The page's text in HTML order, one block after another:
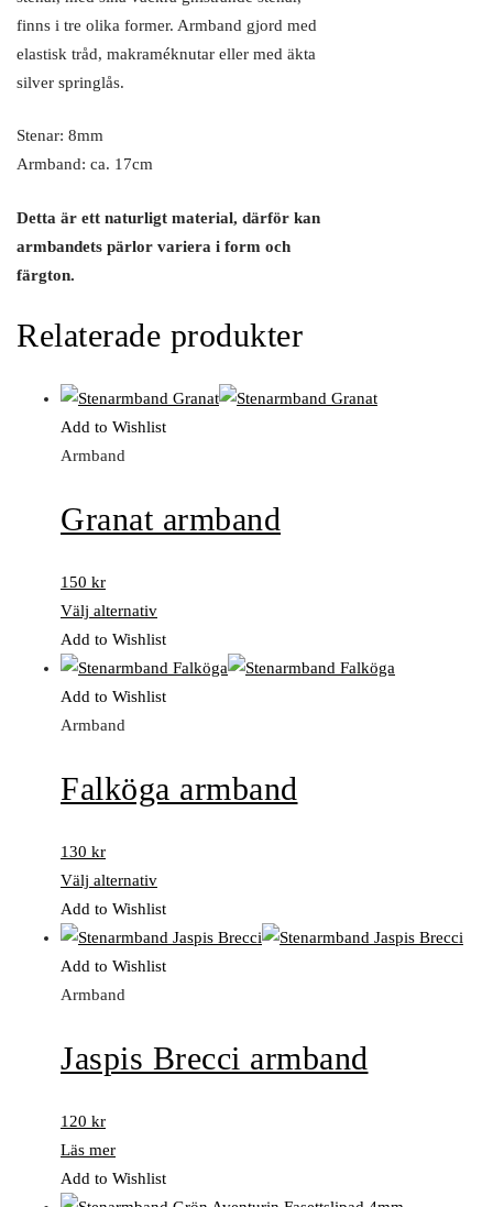
finns i tre olika former. Armband gjord med
elastisk tråd, makraméknutar eller med äkta
silver springlås.
Stenar: 8mm
Armband: ca. 17cm
Detta är ett naturligt material, därför kan
armbandets pärlor variera i form och
färgton.
Relaterade produkter
Add to Wishlist
Armband
Granat armband
150 kr
Välj alternativ
Add to Wishlist
Add to Wishlist
Armband
Falköga armband
130 kr
Välj alternativ
Add to Wishlist
Add to Wishlist
Armband
Jaspis Brecci armband
120 kr
Läs mer
Add to Wishlist